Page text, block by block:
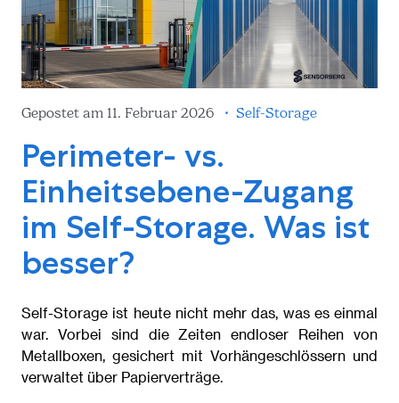
Gepostet am 11. Februar 2026 • Self-Storage
Perimeter- vs.
Einheitsebene-Zugang
im Self-Storage. Was ist
besser?
Self-Storage ist heute nicht mehr das, was es einmal
war. Vorbei sind die Zeiten endloser Reihen von
Metallboxen, gesichert mit Vorhängeschlössern und
verwaltet über Papierverträge.